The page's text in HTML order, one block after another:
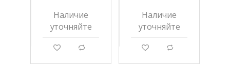
Наличие
уточняйте
g d
Наличие
уточняйте
g d